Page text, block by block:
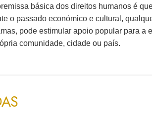
básica dos direitos humanos é
o passado económico e cultural,
pode estimular apoio popular para a
comunidade, cidade ou país.